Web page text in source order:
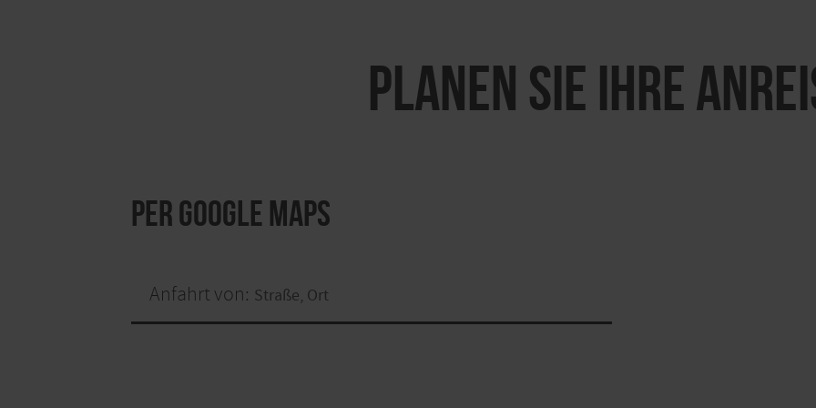
PLANEN SIE IHRE
per Google Maps
Anfahrt von: